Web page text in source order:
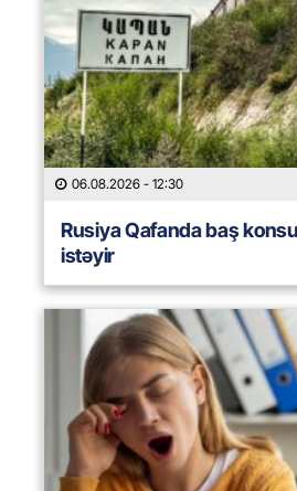
06.08.2026 - 12:30
Rusiya Qafanda baş
istəyir